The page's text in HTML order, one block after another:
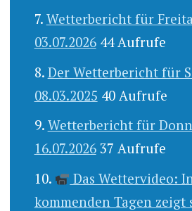
Wetterbericht für
03.07.2026 44 Aufrufe
Der Wetterbericht für
08.03.2025 40 Aufrufe
Wetterbericht für
16.07.2026 37 Aufrufe
Das Wettervideo:
kommenden Tagen zeigt